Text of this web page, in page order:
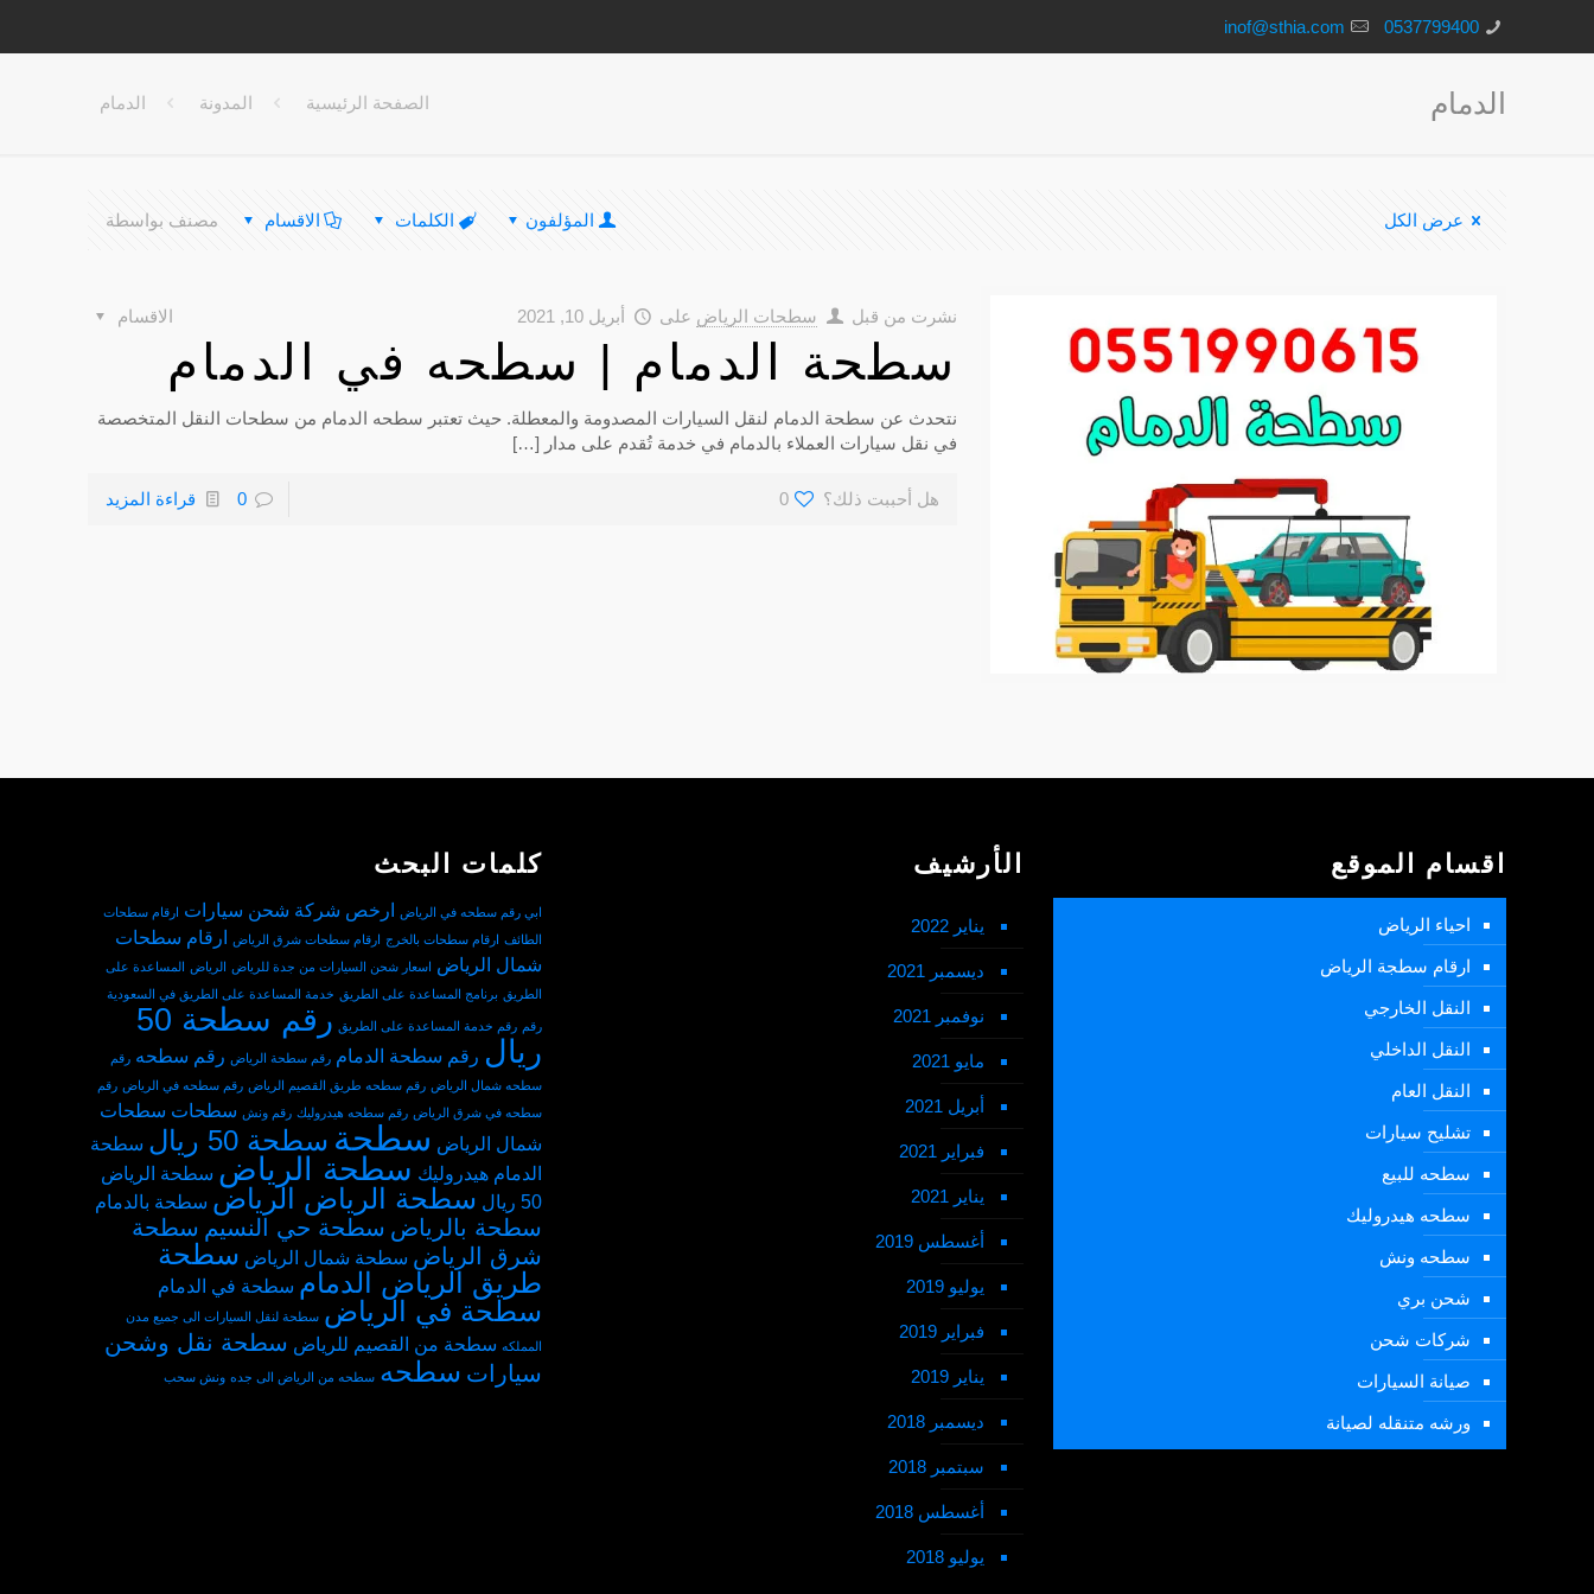
0537799400
inof@sthia.com
الدمام الصفحة الرئيسية المدونة الدمام
مصنف بواسطة الاقسام الكلمات المؤلفون عرض الكل
نشرت من قبل سطحات الرياض على أبريل 10, 2021 الاقسام
سطحة الدمام | سطحه في الدمام
نتحدث عن سطحة الدمام لنقل السيارات المصدومة والمعطلة. حيث تعتبر سطحه الدمام من سطحات النقل المتخصصة
في نقل سيارات العملاء بالدمام في خدمة تُقدم على مدار […]
هل أحببت ذلك؟ 0
0 قراءة المزيد
اقسام الموقع
احياء الرياض
ارقام سطجة الرياض
النقل الخارجي
النقل الداخلي
النقل العام
تشليح سيارات
سطحه للبيع
سطحه هيدروليك
سطحه ونش
شحن بري
شركات شحن
صيانة السيارات
ورشه متنقله لصيانة
الأرشيف
يناير 2022
ديسمبر 2021
نوفمبر 2021
مايو 2021
أبريل 2021
فبراير 2021
يناير 2021
أغسطس 2019
يوليو 2019
فبراير 2019
يناير 2019
ديسمبر 2018
سبتمبر 2018
أغسطس 2018
يوليو 2018
كلمات البحث
ابي رقم سطحه في الرياض ارخص شركة شحن سيارات
ارقام سطحات
الطائف ارقام سطحات بالخرج ارقام سطحات شرق الرياض
ارقام سطحات
شمال الرياض
اسعار شحن السيارات من جدة للرياض الرياض المساعدة على
الطريق برنامج المساعدة على الطريق خدمة المساعدة على الطريق في السعودية
رقم رقم خدمة المساعدة على الطريق
رقم سطحة 50
ريال رقم سطحة الدمام رقم سطحة الرياض رقم سطحه رقم
سطحه شمال الرياض رقم سطحه طريق القصيم الرياض رقم سطحه في الرياض رقم
سطحه في شرق الرياض رقم سطحه هيدروليك رقم ونش سطحات سطحات
شمال الرياض سطحة سطحة 50 ريال
سطحة
الدمام هيدروليك سطحة الرياض سطحة الرياض
50 ريال
سطحة الرياض الرياض سطحة بالدمام
سطحة بالرياض سطحة حي النسيم سطحة
شرق الرياض سطحة شمال الرياض سطحة
طريق الرياض الدمام سطحة في الدمام
سطحة في الرياض سطحة لنقل السيارات الى جميع مدن
المملكه سطحة من القصيم للرياض سطحة نقل وشحن
سيارات سطحه سطحه من الرياض الى جده ونش سحب